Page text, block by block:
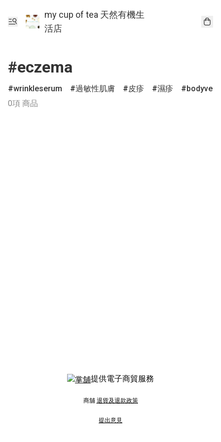
my cup of tea 天然有機生
活店
#eczema
wrinkleserum 過敏性肌膚 皮疹 濕疹
0項 商品
提供電子商貿服務
商舖 退貨及退款政策
提出意見